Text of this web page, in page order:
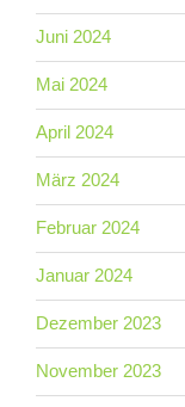
Juni 2024
Mai 2024
April 2024
März 2024
Februar 2024
Januar 2024
Dezember 2023
November 2023